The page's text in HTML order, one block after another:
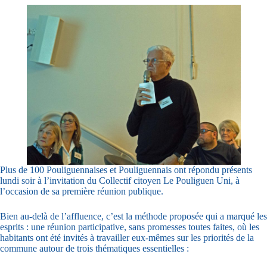
Plus de 100 Pouliguennaises et Pouliguennais ont répondu présents
lundi soir à l’invitation du Collectif citoyen Le Pouliguen Uni, à
l’occasion de sa première réunion publique.
Bien au-delà de l’affluence, c’est la méthode proposée qui a marqué les
esprits : une réunion participative, sans promesses toutes faites, où les
habitants ont été invités à travailler eux-mêmes sur les priorités de la
commune autour de trois thématiques essentielles :